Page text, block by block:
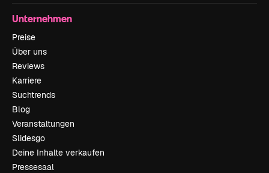
Unternehmen
Preise
Über uns
Reviews
Karriere
Suchtrends
Blog
Veranstaltungen
Slidesgo
Deine Inhalte verkaufen
Pressesaal